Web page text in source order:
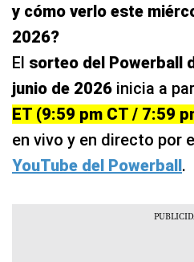
y cómo verlo este
2026?
El sorteo del Powerball
junio de 2026 inicia a
ET (9:59 pm CT / 7:59
en vivo y en directo por
YouTube del Powerball.